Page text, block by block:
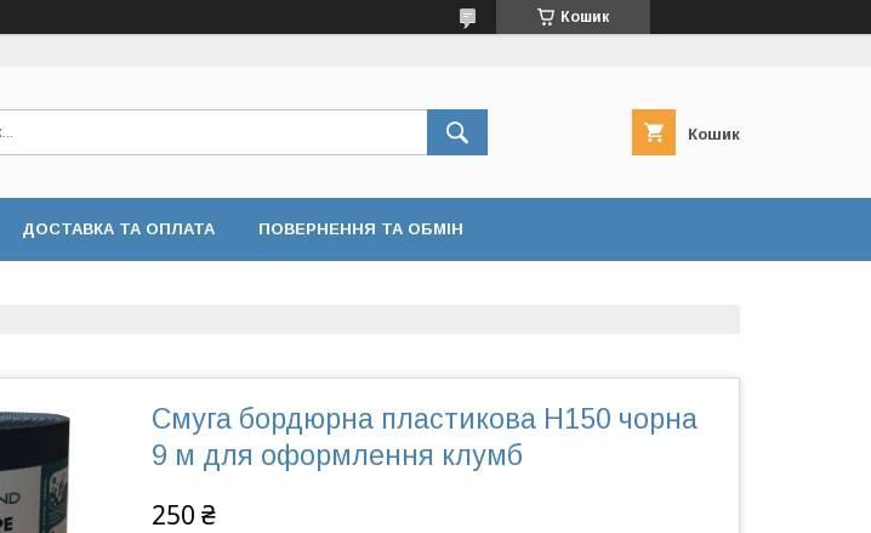
Кошик
Кошик
ДОСТАВКА ТА ОПЛАТА ПОВЕРНЕННЯ ТА ОБМІН
Смуга бордюрна пластикова Н150 чорна
9 м для оформлення клумб
250 ₴